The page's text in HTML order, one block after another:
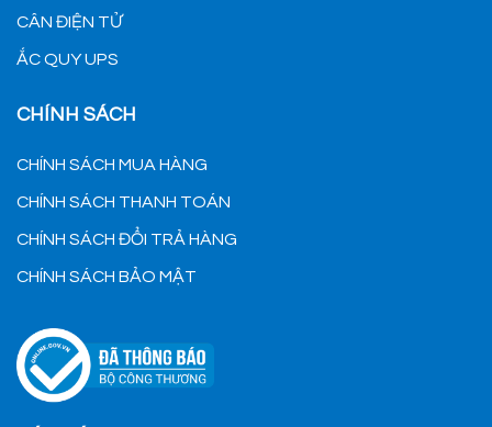
CÂN ĐIỆN TỬ
ẮC QUY UPS
CHÍNH SÁCH
CHÍNH SÁCH MUA HÀNG
CHÍNH SÁCH THANH TOÁN
CHÍNH SÁCH ĐỔI TRẢ HÀNG
CHÍNH SÁCH BẢO MẬT